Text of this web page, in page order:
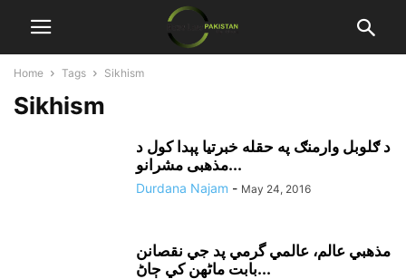
Home Tags Sikhism
Sikhism
د ګلوبل وارمنګ په حقله خبرتيا پېدا کول د
مذهبى مشرانو...
Durdana Najam - May 24, 2016
مذهبي عالم، عالمي گرمي پد جي نقصانن
بابت ماڻهن کي ڄاڻ...